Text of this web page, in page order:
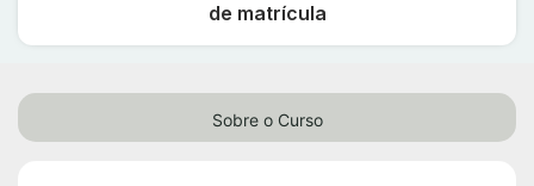
de matrícula
Sobre o Curso